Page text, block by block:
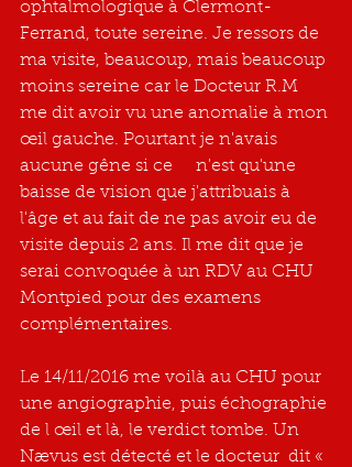
ophtalmologique à Clermont-
Ferrand, toute sereine. Je ressors de
ma visite, beaucoup, mais beaucoup
moins sereine car le Docteur R.M
me dit avoir vu une anomalie à mon
œil gauche. Pourtant je n'avais
aucune gêne si ce 	n'est qu'une
baisse de vision que j'attribuais à
l'âge et au fait de ne pas avoir eu de
visite depuis 2 ans. Il me dit que je
serai convoquée à un RDV au CHU
Montpied pour des examens
complémentaires.
Le 14/11/2016 me voilà au CHU pour
une angiographie, puis échographie
de l œil et là, le verdict tombe. Un
Nævus est détecté et le docteur  dit «